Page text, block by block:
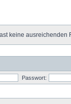
keine ausreichenden
Passwort: